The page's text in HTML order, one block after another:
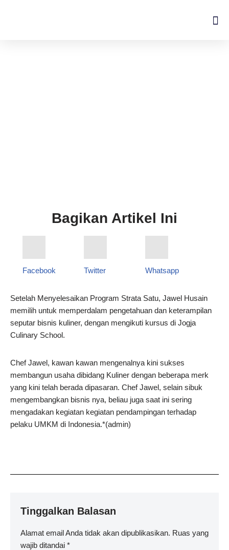
Bagikan Artikel Ini
Facebook Twitter Whatsapp
Setelah Menyelesaikan Program Strata Satu, Jawel Husain
memilih untuk memperdalam pengetahuan dan keterampilan
seputar bisnis kuliner, dengan mengikuti kursus di Jogja
Culinary School.
Chef Jawel, kawan kawan mengenalnya kini sukses
membangun usaha dibidang Kuliner dengan beberapa merk
yang kini telah berada dipasaran. Chef Jawel, selain sibuk
mengembangkan bisnis nya, beliau juga saat ini sering
mengadakan kegiatan kegiatan pendampingan terhadap
pelaku UMKM di Indonesia.*(admin)
Tinggalkan Balasan
Alamat email Anda tidak akan dipublikasikan. Ruas yang
wajib ditandai *